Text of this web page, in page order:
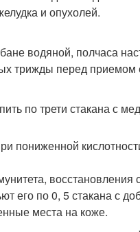
и опухолей.
водяной, полчаса
трижды перед
по трети стакана с
восстановления
его по 0, 5 стакана с
места на коже.